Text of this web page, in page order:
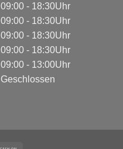
09:00 - 18:30Uhr
09:00 - 18:30Uhr
09:00 - 18:30Uhr
09:00 - 18:30Uhr
09:00 - 13:00Uhr
Geschlossen